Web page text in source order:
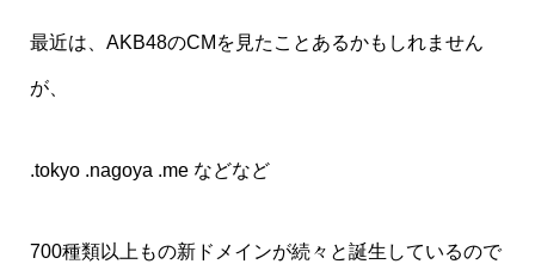
最近は、AKB48のCMを見たことあるかもしれません
が、
.tokyo .nagoya .me などなど
700種類以上もの新ドメインが続々と誕生しているので